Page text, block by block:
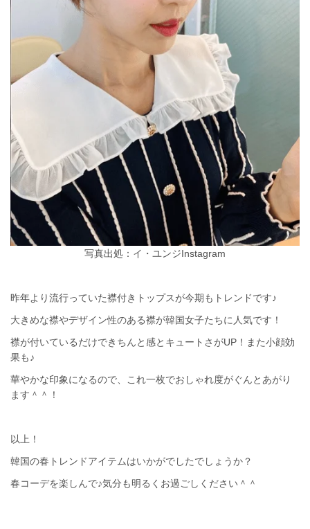
写真出処：イ・ユンジInstagram
昨年より流行っていた襟付きトップスが今期もトレンドです♪
大きめな襟やデザイン性のある襟が韓国女子たちに人気です！
襟が付いているだけできちんと感とキュートさがUP！また小顔効
果も♪
華やかな印象になるので、これ一枚でおしゃれ度がぐんとあがり
ます＾＾！
以上！
韓国の春トレンドアイテムはいかがでしたでしょうか？
春コーデを楽しんで♪気分も明るくお過ごしください＾＾